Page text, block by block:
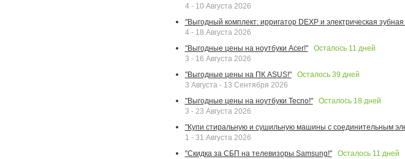
4 - 10 Августа 2026
"Выгодный комплект: ирригатор DEXP и электрическая
4 - 18 Августа 2026
"Выгодные цены на ноутбуки Acer!"
Осталось 11 дней
3 - 16 Августа 2026
"Выгодные цены на ПК ASUS!"
Осталось 39 дней
3 Августа - 13 Сентября 2026
"Выгодные цены на ноутбуки Tecno!"
Осталось 18дней
3 - 23 Августа 2026
"Купи стиральную и сушильную машины с соединительным
1 - 31 Августа 2026
"Скидка за СБП на телевизоры Samsung!"
Осталось 11 дней